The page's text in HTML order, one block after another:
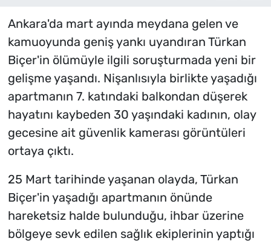
Ankara'da mart ayında meydana gelen ve
kamuoyunda geniş yankı uyandıran Türkan
Biçer'in ölümüyle ilgili soruşturmada yeni bir
gelişme yaşandı. Nişanlısıyla birlikte yaşadığı
apartmanın 7. katındaki balkondan düşerek
hayatını kaybeden 30 yaşındaki kadının, olay
gecesine ait güvenlik kamerası görüntüleri
ortaya çıktı.
25 Mart tarihinde yaşanan olayda, Türkan
Biçer'in yaşadığı apartmanın önünde
hareketsiz halde bulunduğu, ihbar üzerine
bölgeye sevk edilen sağlık ekiplerinin yaptığı